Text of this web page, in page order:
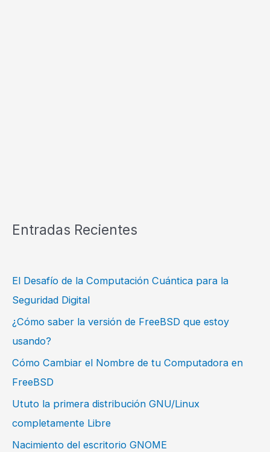
Entradas Recientes
El Desafío de la Computación Cuántica para la
Seguridad Digital
¿Cómo saber la versión de FreeBSD que estoy
usando?
Cómo Cambiar el Nombre de tu Computadora en
FreeBSD
Ututo la primera distribución GNU/Linux
completamente Libre
Nacimiento del escritorio GNOME